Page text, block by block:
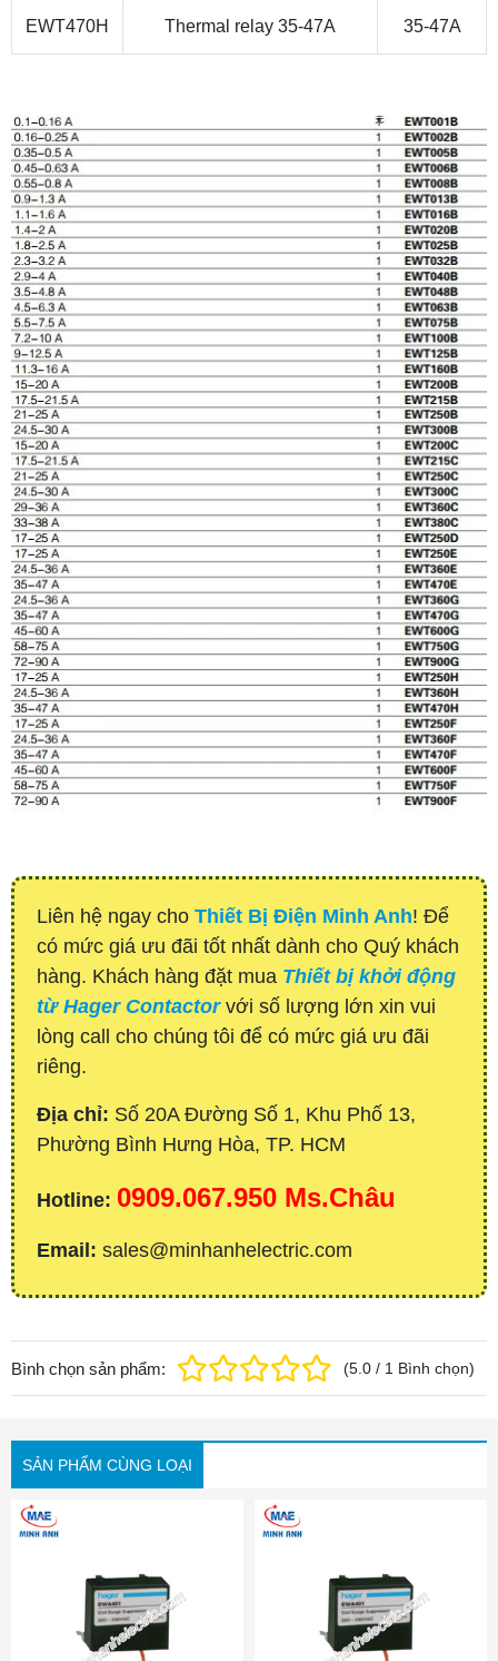
EWT470H Thermal relay 35-47A 35-47A
Liên hệ ngay cho Thiết Bị Điện Minh Anh! Để
có mức giá ưu đãi tốt nhất dành cho Quý khách
hàng. Khách hàng đặt mua Thiết bị khởi động
từ Hager Contactorvới số lượng lớn xin vui
lòng call cho chúng tôi để có mức giá ưu đãi
riêng.
Địa chỉ: Số 20A Đường Số 1, Khu Phố 13,
Phường Bình Hưng Hòa, TP. HCM
Hotline: 0909.067.950 Ms.Châu
Email: sales@minhanhelectric.com
Bình chọn sản phẩm: (5.0 / 1 Bình chọn)
SẢN PHẨM CÙNG LOẠI